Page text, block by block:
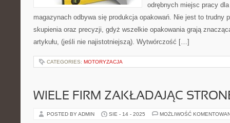
odrębnych miejsc pracy
magazynach odbywa się produkcja opakowań. Nie jest to trudny
skupienia oraz precyzji, gdyż wszelkie opakowania grają
artykułu, (jeśli nie najistotniejszą). Wytwórczość […]
CATEGORIES: MOTORYZACJA
WIELE FIRM ZAKŁADAJĄC
POSTED BY ADMIN SIE - 14 - 2025 MOŻLIWOŚĆ